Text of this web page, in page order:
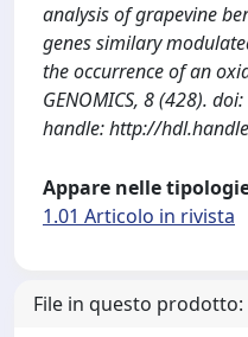
analysis of grapevine
genes similary
the occurrence of an
GENOMICS, 8 (428).
handle: http://
Appare nelle
1.01 Articolo in rivista
File in questo prodotto: